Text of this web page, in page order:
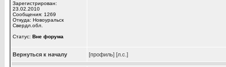
Зарегистрирован:
23.02.2010
Сообщения: 1269
Откуда: Новоуральск
Свердл.обл.
Статус: Вне форума
Вернуться к началу [профиль] [л.с.]